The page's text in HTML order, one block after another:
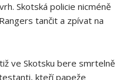
Skotská policie nicméně
tančit a zpívat na
ve Skotsku bere smrtelně
kteří papeže